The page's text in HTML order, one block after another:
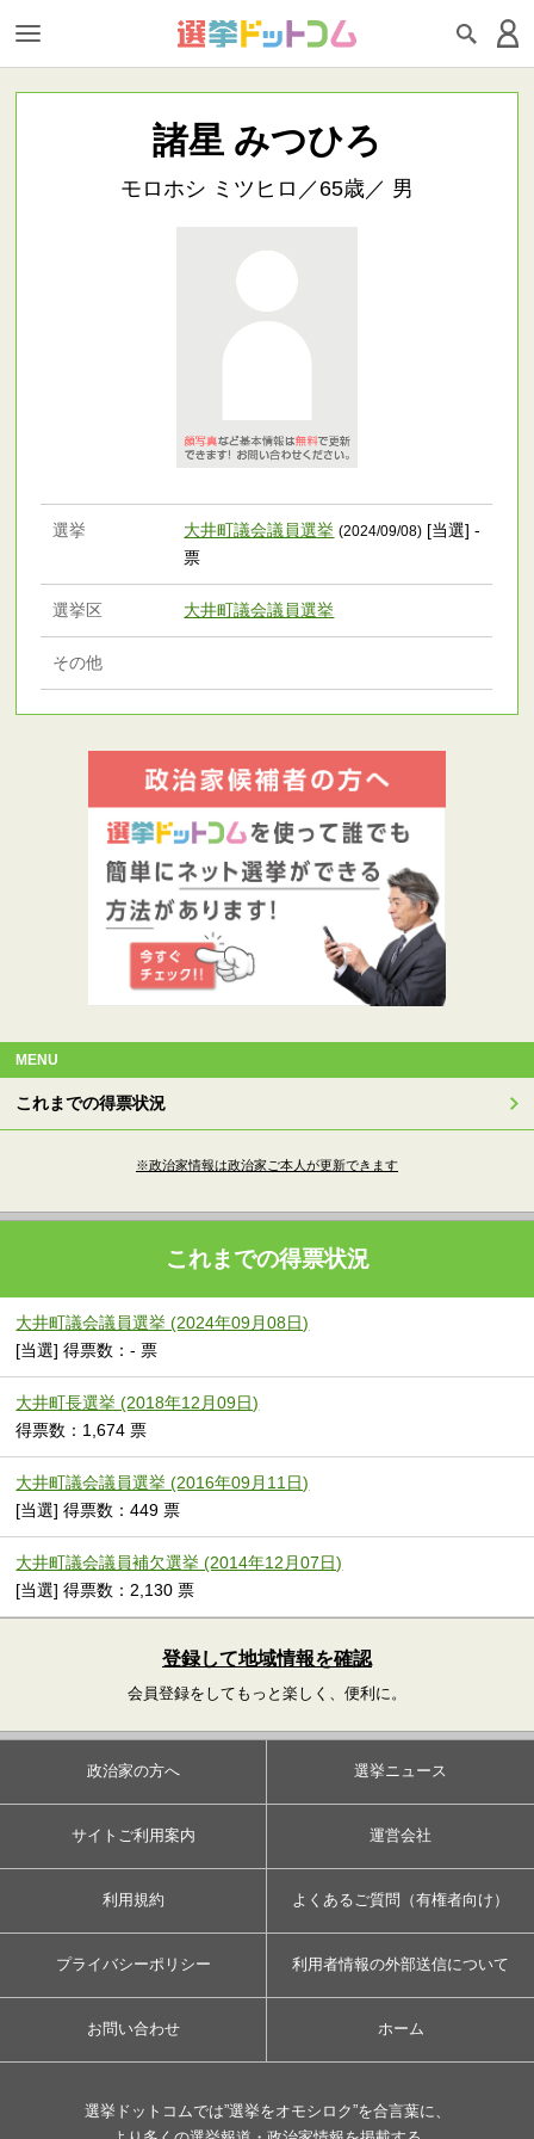
諸星 みつひろ
モロホシ ミツヒロ／65歳／ 男
選挙 大井町議会議員選挙 (2024/09/08) [当選] -
票
選挙区 大井町議会議員選挙
その他
MENU
これまでの得票状況
※政治家情報は政治家ご本人が更新できます
これまでの得票状況
大井町議会議員選挙 (2024年09月08日)
[当選] 得票数：- 票
大井町長選挙 (2018年12月09日)
得票数：1,674 票
大井町議会議員選挙 (2016年09月11日)
[当選] 得票数：449 票
大井町議会議員補欠選挙 (2014年12月07日)
[当選] 得票数：2,130 票
登録して地域情報を確認
会員登録をしてもっと楽しく、便利に。
政治家の方へ 選挙ニュース
サイトご利用案内 運営会社
利用規約 よくあるご質問（有権者向け）
プライバシーポリシー 利用者情報の外部送信について
お問い合わせ ホーム
選挙ドットコムでは”選挙をオモシロク”を合言葉に、